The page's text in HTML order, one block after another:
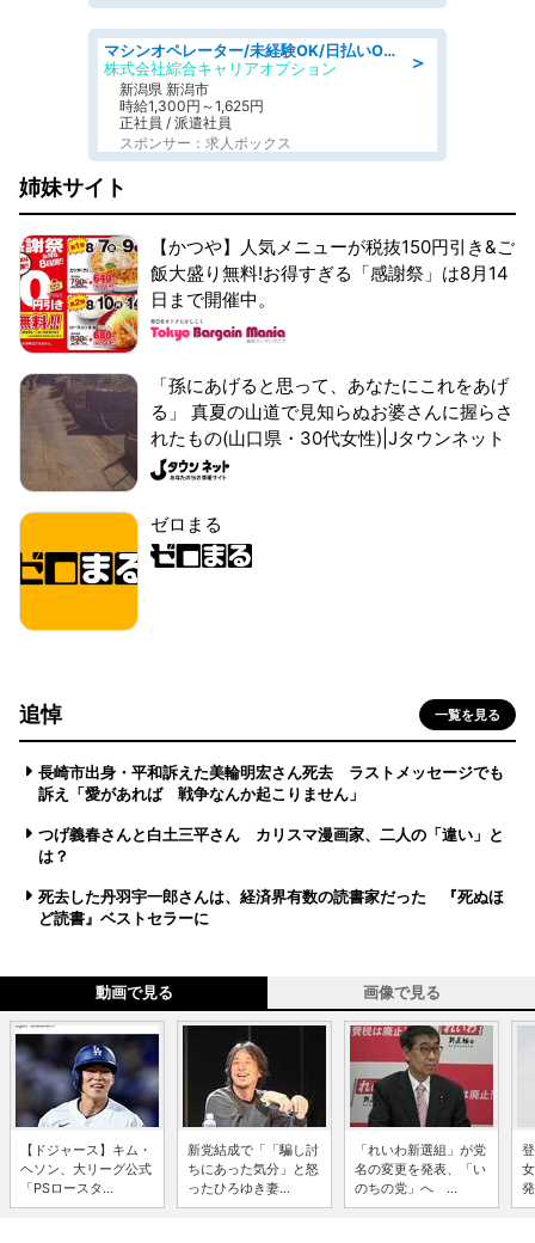
＞
マシンオペレーター/未経験OK/日払いOK/寮費無料/交替制/20・30・40代活躍中
株式会社綜合キャリアオプション
新潟県 新潟市
時給1,300円～1,625円
正社員 / 派遣社員
スポンサー：求人ボックス
姉妹サイト
【かつや】人気メニューが税抜150円引き&ご
飯大盛り無料!お得すぎる「感謝祭」は8月14
日まで開催中。
「孫にあげると思って、あなたにこれをあげ
る」 真夏の山道で見知らぬお婆さんに握らさ
れたもの(山口県・30代女性)|Jタウンネット
ゼロまる
追悼 一覧を見る
長崎市出身・平和訴えた美輪明宏さん死去 ラストメッセージでも
訴え「愛があれば 戦争なんか起こりません」
つげ義春さんと白土三平さん カリスマ漫画家、二人の「違い」と
は？
死去した丹羽宇一郎さんは、経済界有数の読書家だった 『死ぬほ
ど読書』ベストセラーに
動画で見る 画像で見る
【ドジャース】キム・
ヘソン、大リーグ公式
「PSロースタ...
新党結成で「「騙し討
ちにあった気分」と怒
ったひろゆき妻...
「れいわ新選組」が党
名の変更を発表、「い
のちの党」へ ...